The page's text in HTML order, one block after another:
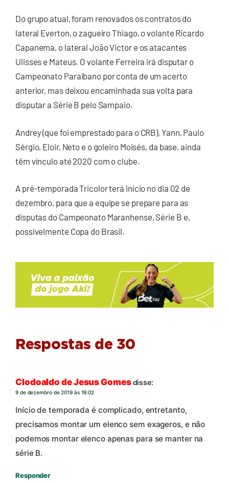
Do grupo atual, foram renovados os contratos do
lateral Everton, o zagueiro Thiago, o volante Ricardo
Capanema, o lateral João Victor e os atacantes
Ulisses e Mateus. O volante Ferreira irá disputar o
Campeonato Paraibano por conta de um acerto
anterior, mas deixou encaminhada sua volta para
disputar a Série B pelo Sampaio.
Andrey (que foi emprestado para o CRB), Yann, Paulo
Sérgio, Eloir, Neto e o goleiro Moisés, da base, ainda
têm vínculo até 2020 com o clube.
A pré-temporada Tricolor terá início no dia 02 de
dezembro, para que a equipe se prepare para as
disputas do Campeonato Maranhense, Série B e,
possivelmente Copa do Brasil.
Respostas de 30
Clodoaldo de Jesus Gomesdisse:
9 de dezembro de 2019 às 19:02
Início de temporada é complicado, entretanto,
precisamos montar um elenco sem exageros, e não
podemos montar elenco apenas para se manter na
série B.
Responder